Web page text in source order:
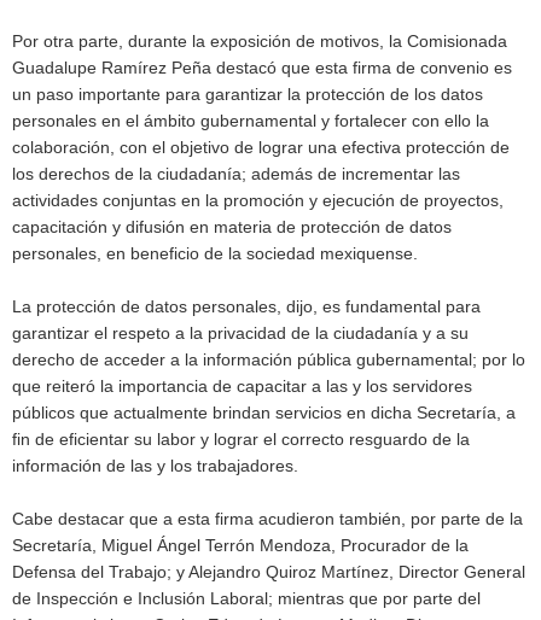
Por otra parte, durante la exposición de motivos, la Comisionada
Guadalupe Ramírez Peña destacó que esta firma de convenio es
un paso importante para garantizar la protección de los datos
personales en el ámbito gubernamental y fortalecer con ello la
colaboración, con el objetivo de lograr una efectiva protección de
los derechos de la ciudadanía; además de incrementar las
actividades conjuntas en la promoción y ejecución de proyectos,
capacitación y difusión en materia de protección de datos
personales, en beneficio de la sociedad mexiquense.
La protección de datos personales, dijo, es fundamental para
garantizar el respeto a la privacidad de la ciudadanía y a su
derecho de acceder a la información pública gubernamental; por lo
que reiteró la importancia de capacitar a las y los servidores
públicos que actualmente brindan servicios en dicha Secretaría, a
fin de eficientar su labor y lograr el correcto resguardo de la
información de las y los trabajadores.
Cabe destacar que a esta firma acudieron también, por parte de la
Secretaría, Miguel Ángel Terrón Mendoza, Procurador de la
Defensa del Trabajo; y Alejandro Quiroz Martínez, Director General
de Inspección e Inclusión Laboral; mientras que por parte del